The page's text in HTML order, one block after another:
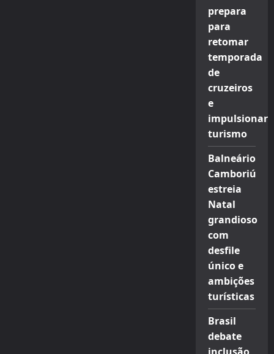
prepara
para
retomar
temporada
de
cruzeiros
e
impulsionar
turismo
Balneário
Camboriú
estreia
Natal
grandioso
com
desfile
único e
ambições
turísticas
Brasil
debate